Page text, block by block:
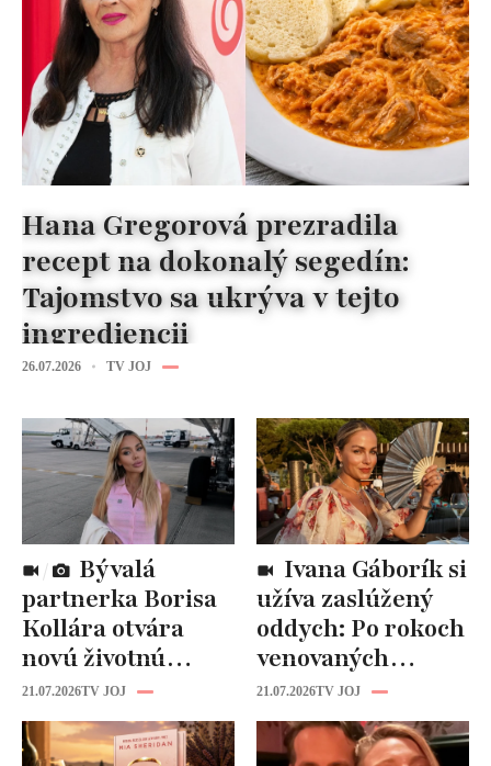
Hana Gregorová prezradila
recept na dokonalý segedín:
Tajomstvo sa ukrýva v tejto
ingrediencii
26.07.2026 TV JOJ
partnerka Borisa
Kollára otvára
novú životnú
kapitolu: Laura
Vizváryová ide
pomáhať ženám
21.07.2026TV JOJ
užíva zaslúžený
oddych: Po rokoch
venovaných
rodine prišiel čas
na seba
21.07.2026TV JOJ